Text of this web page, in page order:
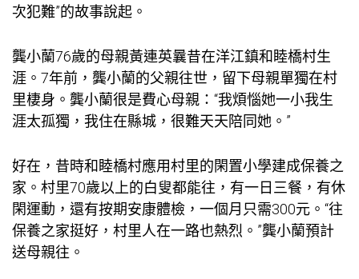
次犯難”的故事說起。
龔小蘭76歲的母親黃連英曩昔在洋江鎮和睦橋村生
涯。7年前，龔小蘭的父親往世，留下母親單獨在村
里棲身。龔小蘭很是費心母親：“我煩惱她一小我生
涯太孤獨，我住在縣城，很難天天陪同她。”
好在，昔時和睦橋村應用村里的閑置小學建成保養之
家。村里70歲以上的白叟都能往，有一日三餐，有休
閑運動，還有按期安康體檢，一個月只需300元。“往
保養之家挺好，村里人在一路也熱烈。”龔小蘭預計
送母親往。